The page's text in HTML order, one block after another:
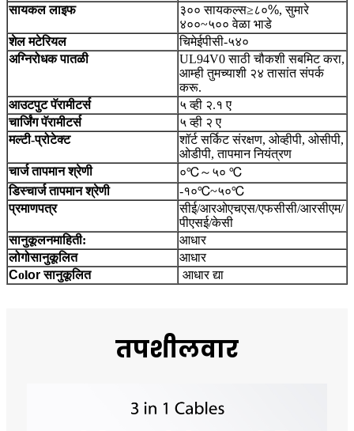
सायकल लाइफ
३०० सायकल्स≥८०%, सुमारे
४००~५०० वेळा भाडे
शेल मटेरियल
चिमेईपीसी-५४०
अग्निरोधक पातळी
UL94V0 साठी चौकशी सबमिट करा,
आम्ही तुमच्याशी २४ तासांत संपर्क
करू.
आउटपुट पॅरामीटर्स
५ व्ही २.१ ए
चार्जिंग पॅरामीटर्स
५ व्ही २ ए
मल्टी-प्रोटेक्ट
शॉर्ट सर्किट संरक्षण, ओव्हीपी, ओसीपी,
ओडीपी, तापमान नियंत्रण
चार्ज तापमान श्रेणी
०℃～ ५० ℃
डिस्चार्ज तापमान श्रेणी
-१०℃~५०℃
प्रमाणपत्र
सीई/आरओएचएस/एफसीसी/आरसीएम/
पीएसई/केसी
सानुकूलनमाहिती:
आधार
लोगोसानुकूलित
आधार
Color सानुकूलित आधार द्या
तपशीलवार